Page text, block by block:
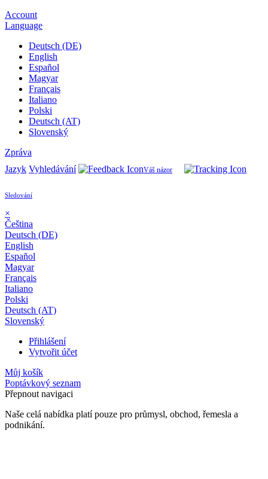
Account
Language
Deutsch (DE)
English
Español
Magyar
Français
Italiano
Polski
Deutsch (AT)
Slovenský
Zpráva
Jazyk Vyhledávání Váš názor
Sledování
×
Čeština
Deutsch (DE)
English
Español
Magyar
Français
Italiano
Polski
Deutsch (AT)
Slovenský
Přihlášení
Vytvořit účet
Můj košík
Poptávkový seznam
Přepnout navigaci
Naše celá nabídka platí pouze pro průmysl, obchod, řemesla a
podnikání.